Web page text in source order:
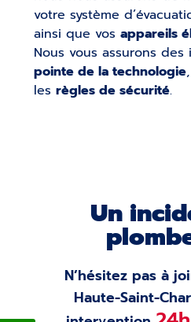
votre système
ainsi que vosappareils
Nous vous assurons
pointe de la technologie
lesrègles de sécurité.
Un
N’hésitez pas à
Haute-Saint-